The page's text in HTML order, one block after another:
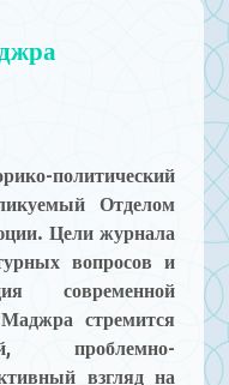
политический
Отделом
Цели журнала
вопросов и
современной
стремится
проблемно-
взгляд на